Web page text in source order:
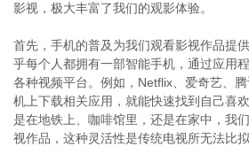
影视，极大丰富了我们的观影体验。
首先，手机的普及为我们观看影视作品提
乎每个人都拥有一部智能手机，通过应用
各种视频平台。例如，Netflix、爱奇艺、
机上下载相关应用，就能快速找到自己喜
是在地铁上、咖啡馆里，还是在家中，我
视作品，这种灵活性是传统电视所无法比拟